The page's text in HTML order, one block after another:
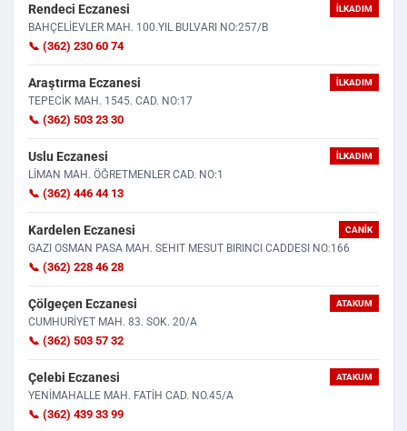
Rendeci Eczanesi İLKADIM
BAHÇELİEVLER MAH. 100.YIL BULVARI NO:257/B
📞 (362) 230 60 74
Araştırma Eczanesi İLKADIM
TEPECİK MAH. 1545. CAD. NO:17
📞 (362) 503 23 30
Uslu Eczanesi İLKADIM
LİMAN MAH. ÖĞRETMENLER CAD. NO:1
📞 (362) 446 44 13
Kardelen Eczanesi CANIK
GAZI OSMAN PASA MAH. SEHIT MESUT BIRINCI CADDESI NO:166
📞 (362) 228 46 28
Çölgeçen Eczanesi ATAKUM
CUMHURİYET MAH. 83. SOK. 20/A
📞 (362) 503 57 32
Çelebi Eczanesi ATAKUM
YENİMAHALLE MAH. FATİH CAD. NO.45/A
📞 (362) 439 33 99